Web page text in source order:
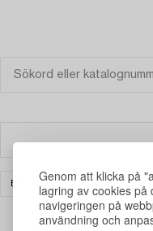
Genom att klicka på
lagring av cookies
navigeringen på
användning och
BÖCKER & HANDSKRIFTER